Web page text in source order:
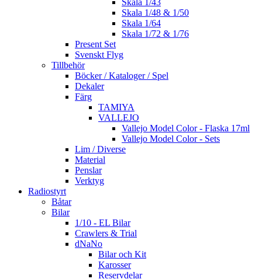
Skala 1/48 & 1/50
Skala 1/64
Skala 1/72 & 1/76
Present Set
Svenskt Flyg
Tillbehör
Böcker / Kataloger / Spel
Dekaler
Färg
TAMIYA
VALLEJO
Vallejo Model Color - Flaska 17ml
Vallejo Model Color - Sets
Lim / Diverse
Material
Penslar
Verktyg
Radiostyrt
Båtar
Bilar
1/10 - EL Bilar
Crawlers & Trial
dNaNo
Bilar och Kit
Karosser
Reservdelar